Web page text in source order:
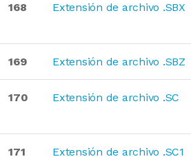
168 Extensión de archivo .SBX
169 Extensión de archivo .SBZ
170 Extensión de archivo .SC
171 Extensión de archivo .SC1